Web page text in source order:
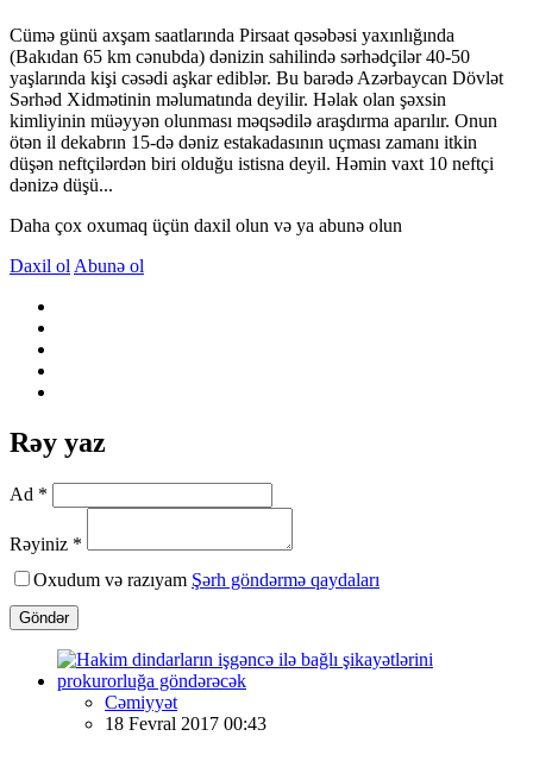
Cümə günü axşam saatlarında Pirsaat qəsəbəsi yaxınlığında
(Bakıdan 65 km cənubda) dənizin sahilində sərhədçilər 40-50
yaşlarında kişi cəsədi aşkar ediblər. Bu barədə Azərbaycan Dövlət
Sərhəd Xidmətinin məlumatında deyilir. Həlak olan şəxsin
kimliyinin müəyyən olunması məqsədilə araşdırma aparılır. Onun
ötən il dekabrın 15-də dəniz estakadasının uçması zamanı itkin
düşən neftçilərdən biri olduğu istisna deyil. Həmin vaxt 10 neftçi
dənizə düşü...
Daha çox oxumaq üçün daxil olun və ya abunə olun
Daxil ol Abunə ol
Rəy yaz
Ad *
Rəyiniz *
Oxudum və razıyam Şərh göndərmə qaydaları
Göndər
Cəmiyyət
18 Fevral 2017 00:43